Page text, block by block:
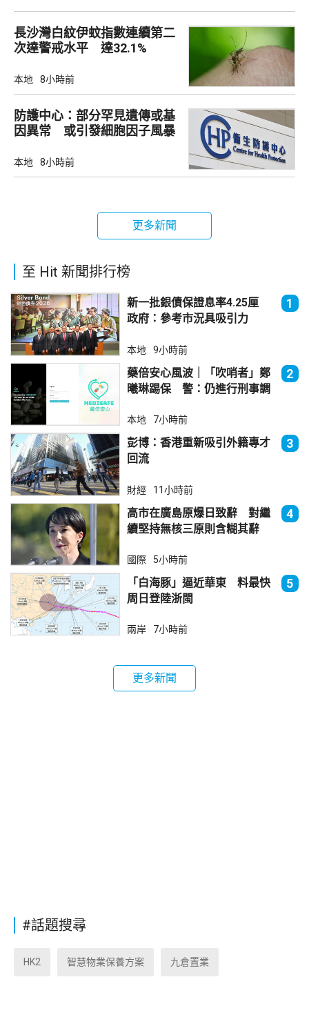
長沙灣白紋伊蚊指數連續第二
次達警戒水平 達32.1%
本地 8小時前
防護中心：部分罕見遺傳或基
因異常 或引發細胞因子風暴
本地 8小時前
更多新聞
至 Hit 新聞排行榜
新一批銀債保證息率4.25厘
政府：參考市況具吸引力
1
本地 9小時前
藥倍安心風波｜「吹哨者」鄭
曦琳踢保 警：仍進行刑事調
2
本地 7小時前
彭博：香港重新吸引外籍專才
回流
3
財經 11小時前
高市在廣島原爆日致辭 對繼
續堅持無核三原則含糊其辭
4
國際 5小時前
「白海豚」逼近華東 料最快
周日登陸浙閩
5
兩岸 7小時前
更多新聞
#話題搜尋
HK2 智慧物業保養方案 九倉置業